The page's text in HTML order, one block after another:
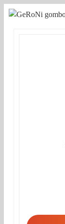
Kihagyás